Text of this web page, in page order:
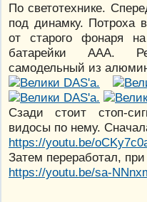
По светотехнике.
под динамку. Потроха
от старого фонаря
батарейки ААА.
самодельный из
Сзади стоит стоп-
видосы по нему.
https://youtu.be/
Затем переработал,
https://youtu.be/sa-